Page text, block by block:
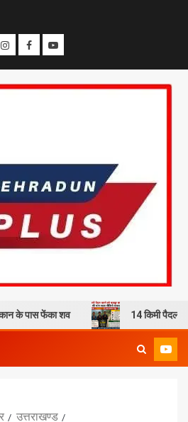
शव 14 किमी पैदल चलने को
उत्तराखण्ड